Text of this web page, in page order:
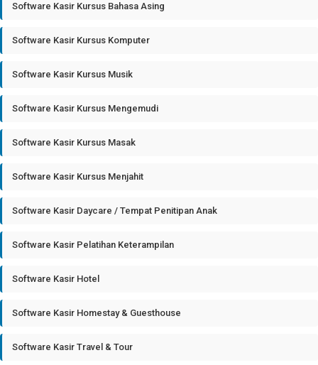
Software Kasir Kursus Bahasa Asing
Software Kasir Kursus Komputer
Software Kasir Kursus Musik
Software Kasir Kursus Mengemudi
Software Kasir Kursus Masak
Software Kasir Kursus Menjahit
Software Kasir Daycare / Tempat Penitipan Anak
Software Kasir Pelatihan Keterampilan
Software Kasir Hotel
Software Kasir Homestay & Guesthouse
Software Kasir Travel & Tour